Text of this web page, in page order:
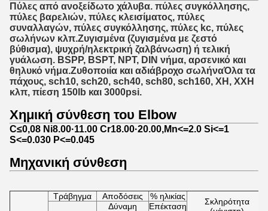
Πύλες από ανοξείδωτο χάλυβα. πύλες συγκόλλησης,
πύλες βαρελιών, πύλες κλεισίματος, πύλες
συναλλαγών, πύλες συγκόλλησης, πύλες kc, πύλες
σωλήνων κλπ.Ζυγισμένα (ζυγισμένα με ζεστό
βύθισμα), ψυχρή/ηλεκτρική ζαλβάνωση) ή τελική
γυάλωση. BSPP, BSPT, NPT, DIN νήμα, αρσενικό και
θηλυκό νήμα.Ζυθοποιία και αδιάβροχο σωλήναΌλα τα
πάχους, sch10, sch20, sch40, sch80, sch160, XH, XXH
κλπ, πίεση 150lb και 3000psi.
Χημική σύνθεση του Elbow
C≤0,08 Ni8.00·11.00 Cr18.00·20.00,Mn<=2.0 Si<=1
S<=0.030 P<=0.045
Μηχανική σύνθεση
Τράβηγμα Αποδόσεις % ηλικίας
Σκληρότητα
Δύναμη Επέκταση